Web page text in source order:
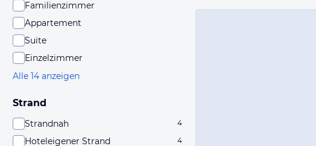
Familienzimmer
Appartement
Suite
Einzelzimmer
Alle 14 anzeigen
Strand
Strandnah 4
Hoteleigener Strand 4